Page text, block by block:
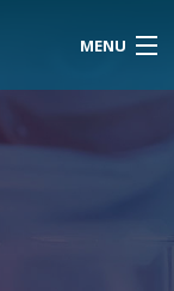
MENU